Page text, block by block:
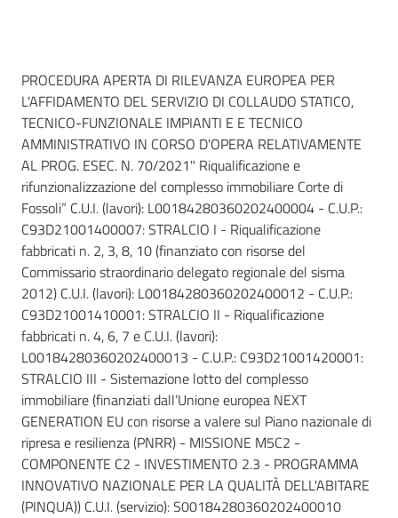
Dati del bando
PROCEDURA APERTA DI RILEVANZA EUROPEA PER
L'AFFIDAMENTO DEL SERVIZIO DI COLLAUDO STATICO,
TECNICO-FUNZIONALE IMPIANTI E E TECNICO
AMMINISTRATIVO IN CORSO D'OPERA RELATIVAMENTE
AL PROG. ESEC. N. 70/2021" Riqualificazione e
rifunzionalizzazione del complesso immobiliare Corte di
Fossoli” C.U.I. (lavori): L00184280360202400004 - C.U.P.:
C93D21001400007: STRALCIO I - Riqualificazione
fabbricati n. 2, 3, 8, 10 (finanziato con risorse del
Commissario straordinario delegato regionale del sisma
2012) C.U.I. (lavori): L00184280360202400012 - C.U.P.:
C93D21001410001: STRALCIO II - Riqualificazione
fabbricati n. 4, 6, 7 e C.U.I. (lavori):
L00184280360202400013 - C.U.P.: C93D21001420001:
STRALCIO III - Sistemazione lotto del complesso
immobiliare (finanziati dall’Unione europea NEXT
GENERATION EU con risorse a valere sul Piano nazionale di
ripresa e resilienza (PNRR) - MISSIONE M5C2 -
COMPONENTE C2 - INVESTIMENTO 2.3 - PROGRAMMA
INNOVATIVO NAZIONALE PER LA QUALITÀ DELL'ABITARE
(PINQUA)) C.U.I. (servizio): S00184280360202400010